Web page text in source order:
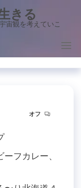
きる
宙観を考えていこ
オフ
フカレー、